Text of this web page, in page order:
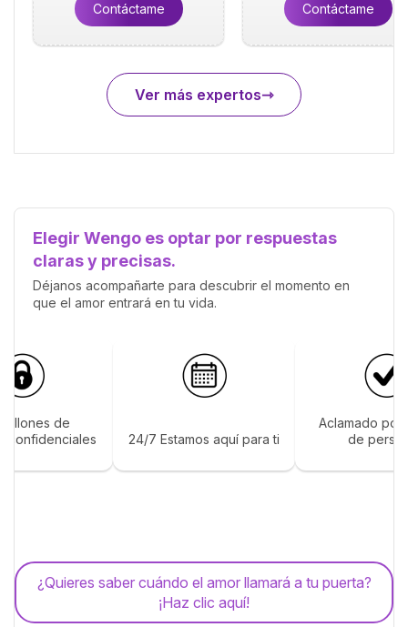
Contáctame Contáctame
Ver más expertos
Elegir Wengo es optar por respuestas
claras y precisas.
Déjanos acompañarte para descubrir el momento en
que el amor entrará en tu vida.
de
confidenciales
24/7 Estamos aquí para ti
Aclamado por
de
¿Quieres saber cuándo el amor llamará a tu puerta?
¡Haz clic aquí!